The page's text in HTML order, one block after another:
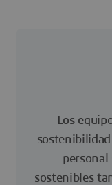
Los
sostenibilidad
personal
sostenibles